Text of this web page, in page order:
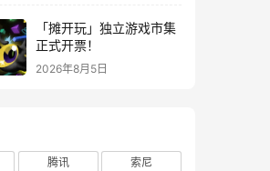
「摊开玩」独立游戏市集
正式开票！
2026年8月5日
腾讯
索尼